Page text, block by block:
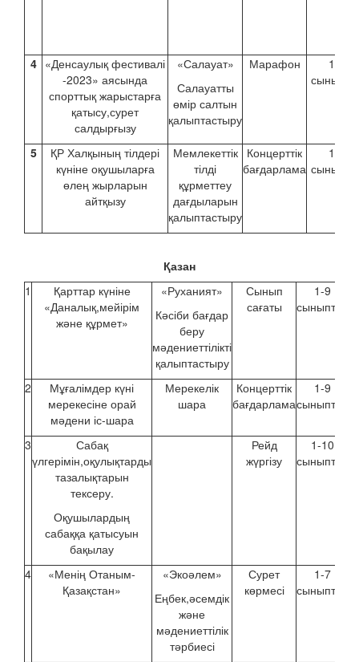
4 «Денсаулық фестивалі
-2023» аясында
спорттық жарыстарға
қатысу,сурет
салдырғызу
«Салауат»
Салауатты
өмір салтын
қалыптастыру
Марафон
1-9
5
ҚР Халқының тілдері
күніне оқушыларға
өлең жырларын
айтқызу
Мемлекеттік
тілді
құрметтеу
дағдыларын
қалыптастыру
Концерттік
бағдарлама
1-9
Қазан
1
Қарттар күніне
«Даналық,мейірім
және құрмет»
«Руханият»
Кәсіби бағдар
беру
мәдениеттілікті
қалыптастыру
Сынып
сағаты
1-9
сыныптар
2
Мұғалімдер күні
мерекесіне орай
мәдени іс-шара
Мерекелік
шара
Концерттік
бағдарлама
1-9
сыныптар
3
Сабақ
үлгерімін,оқулықтарды
тазалықтарын
тексеру.
Оқушылардың
сабаққа қатысуын
бақылау
Рейд
жүргізу
1-10
сыныптар
4
«Менің Отаным-
Қазақстан»
«Экоәлем»
Еңбек,әсемдік
және
мәдениеттілік
тәрбиесі
Сурет
көрмесі
1-7
сыныптар